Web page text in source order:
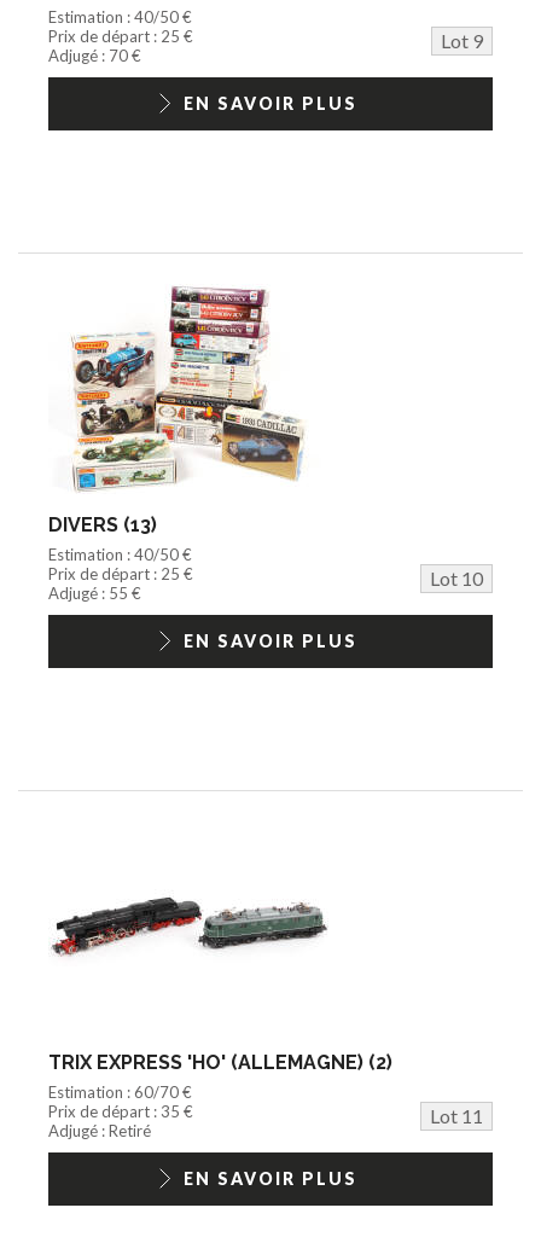
Estimation : 40/50 €
Prix de départ : 25 €
Lot 9
Adjugé : 70 €
EN SAVOIR PLUS
DIVERS (13)
Estimation : 40/50 €
Prix de départ : 25 €
Lot 10
Adjugé : 55 €
EN SAVOIR PLUS
TRIX EXPRESS 'HO' (ALLEMAGNE) (2)
Estimation : 60/70 €
Prix de départ : 35 €
Lot 11
Adjugé : Retiré
EN SAVOIR PLUS